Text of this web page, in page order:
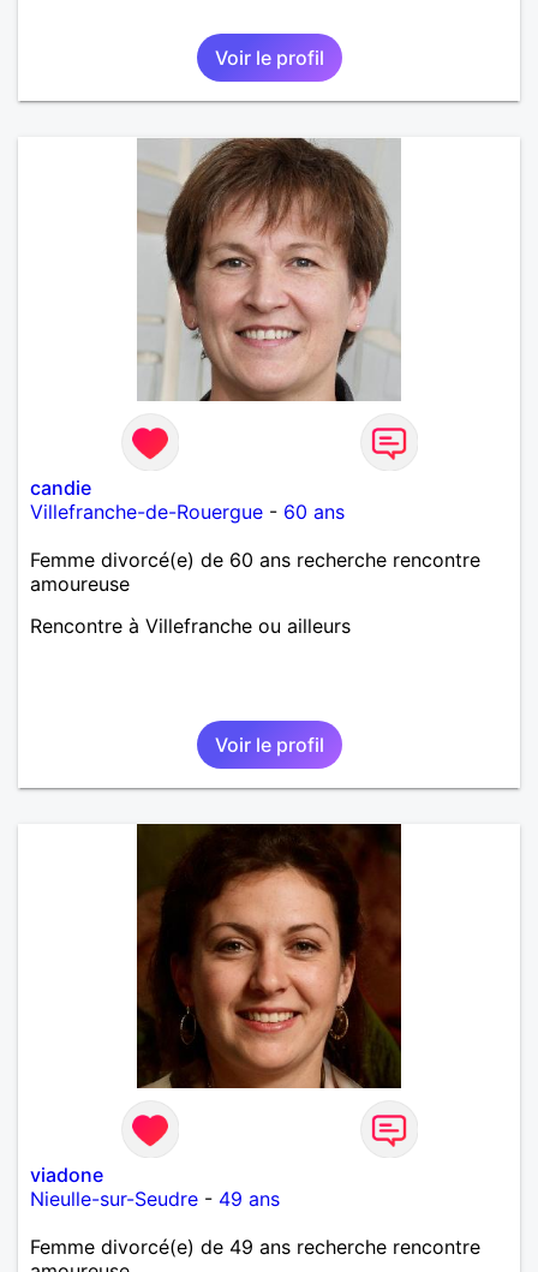
Voir le profil
candie
Villefranche-de-Rouergue - 60 ans
Femme divorcé(e) de 60 ans recherche rencontre
amoureuse
Rencontre à Villefranche ou ailleurs
Voir le profil
viadone
Nieulle-sur-Seudre - 49 ans
Femme divorcé(e) de 49 ans recherche rencontre